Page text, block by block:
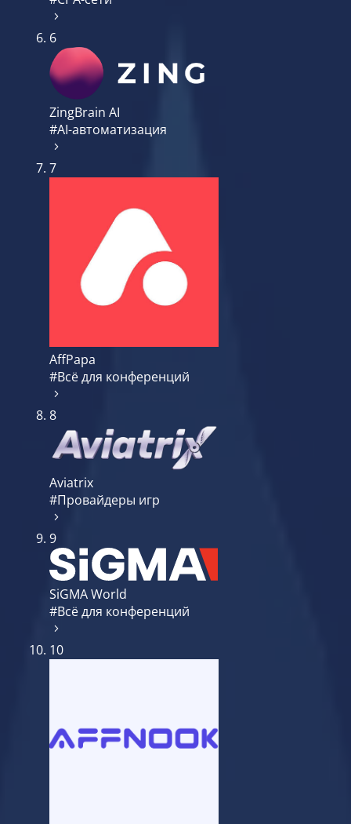
6
ZingBrain AI
#AI-автоматизация
7
AffPapa
#Всё для конференций
8
Aviatrix
#Провайдеры игр
9
SiGMA World
#Всё для конференций
10